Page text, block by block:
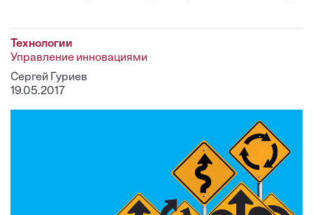
Технологии
Управление инновациями
Сергей Гуриев
19.05.2017